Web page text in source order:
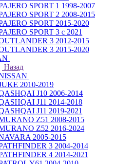
SPORT 1 1998-2007
SPORT 2 2008-2015
SPORT 2015-2020
SPORT 3 с 2021
3 2012-2015
3 2015-2020
Назад
2010-2019
J10 2006-2014
J11 2014-2018
J11 2019-2021
Z51 2008-2015
Z52 2016-2024
2005-2015
3 2004-2014
4 2014-2021